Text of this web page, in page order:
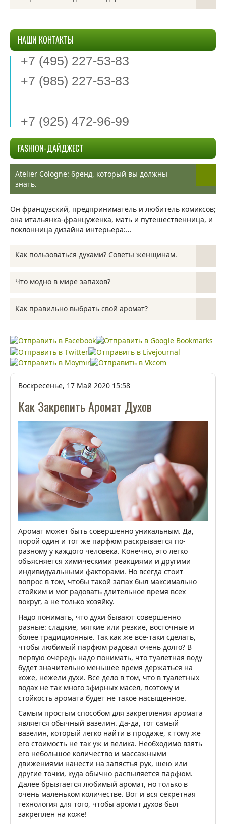
НАШИ КОНТАКТЫ
+7 (495) 227-53-83
+7 (985) 227-53-83
+7 (925) 472-96-99
FASHION-ДАЙДЖЕСТ
Atelier Cologne: бренд, который вы должны
знать.
Он французский, предприниматель и любитель комиксов;
она итальянка-француженка, мать и путешественница, и
поклонница дизайна интерьера:…
Как пользоваться духами? Советы женщинам.
Каждая женщина хочет, чтобы от нее благоухало
хорошими приятными духами. Их ищут специально для
Что модно в мире запахов?
Обоняние играть важную роль для людей. Мы настолько
привыкли к парфюмам, что их применение является…
Как правильно выбрать свой аромат?
Аромат парфюма - точно такая же важная составляющая
образа, как и стильная прическа. Поэтому рано…
Воскресенье, 17 Май 2020 15:58
Как Закрепить Аромат Духов
Аромат может быть совершенно уникальным. Да,
порой один и тот же парфюм раскрывается по-
разному у каждого человека. Конечно, это легко
объясняется химическими реакциями и другими
индивидуальными факторами. Но всегда стоит
вопрос в том, чтобы такой запах был максимально
стойким и мог радовать длительное время всех
вокруг, а не только хозяйку.
Надо понимать, что духи бывают совершенно
разные: сладкие, мягкие или резкие, восточные и
более традиционные. Так как же все-таки сделать,
чтобы любимый парфюм радовал очень долго? В
первую очередь надо понимать, что туалетная воду
будет значительно меньшее время держаться на
коже, нежели духи. Все дело в том, что в туалетных
водах не так много эфирных масел, поэтому и
стойкость аромата будет не такое насыщенное.
Самым простым способом для закрепления аромата
является обычный вазелин. Да-да, тот самый
вазелин, который легко найти в продаже, к тому же
его стоимость не так уж и велика. Необходимо взять
его небольшое количество и массажными
движениями нанести на запястья рук, шею или
другие точки, куда обычно распыляется парфюм.
Далее брызгается любимый аромат, но только в
очень маленьком количестве. Вот и вся секретная
технология для того, чтобы аромат духов был
закреплен на коже!